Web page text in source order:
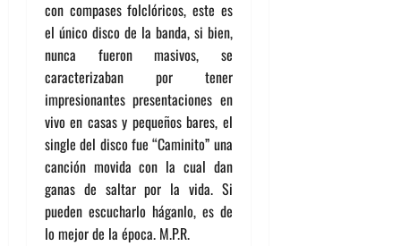
con compases folclóricos, este es
el único disco de la banda, si bien,
nunca fueron masivos, se
caracterizaban por tener
impresionantes presentaciones en
vivo en casas y pequeños bares, el
single del disco fue “Caminito” una
canción movida con la cual dan
ganas de saltar por la vida. Si
pueden escucharlo háganlo, es de
lo mejor de la época. M.P.R.